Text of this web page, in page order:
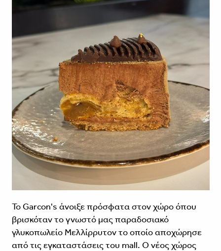
Το Garcon's άνοιξε πρόσφατα στον χώρο όπου
βρισκόταν το γνωστό μας παραδοσιακό
γλυκοπωλείο Μελλίρρυτον το οποίο αποχώρησε
από τις εγκαταστάσεις του mall. O νέος χώρος